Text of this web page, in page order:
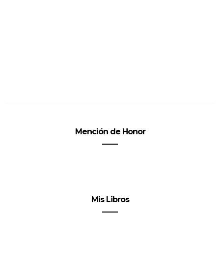
Mención de Honor
Mis Libros